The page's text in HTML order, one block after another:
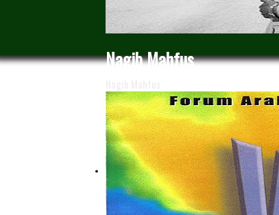
Nagib Mahfus